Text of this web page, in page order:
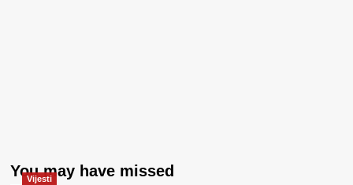
You may have missed
Vijesti